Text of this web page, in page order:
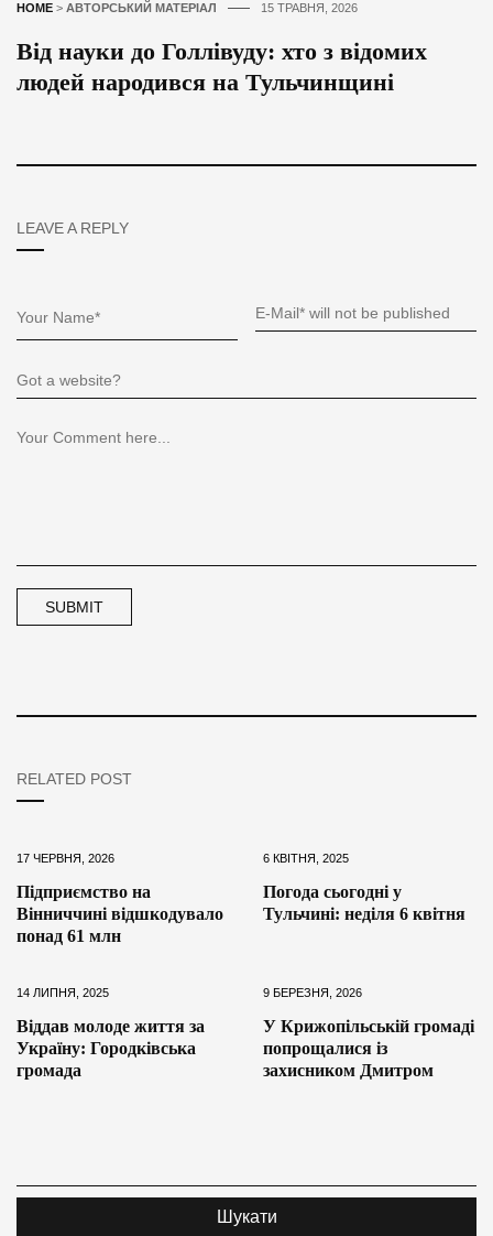
HOME > АВТОРСЬКИЙ МАТЕРІАЛ 15 ТРАВНЯ, 2026
Від науки до Голлівуду: хто з відомих
людей народився на Тульчинщині
LEAVE A REPLY
RELATED POST
17 ЧЕРВНЯ, 2026
Підприємство на
Вінниччині відшкодувало
понад 61 млн
6 КВІТНЯ, 2025
Погода сьогодні у
Тульчині: неділя 6 квітня
14 ЛИПНЯ, 2025
Віддав молоде життя за
Україну: Городківська
громада
9 БЕРЕЗНЯ, 2026
У Крижопільській громаді
попрощалися із
захисником Дмитром